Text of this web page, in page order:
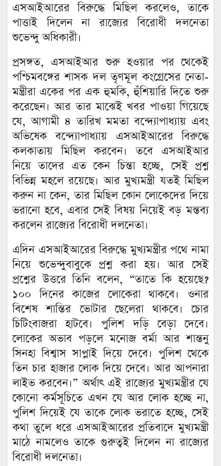
এসআইআরের বিরুদ্ধে মিছিল করলেও, তাকে
পাত্তাই দিলেন না রাজ্যের বিরোধী দলনেতা
শুভেন্দু অধিকারী।
প্রসঙ্গত, এসআইআর শুরু হওয়ার পর থেকেই
পশ্চিমবঙ্গের শাসক দল তৃণমূল কংগ্রেসের নেতা-
মন্ত্রীরা একের পর এক হুমকি, হুঁশিয়ারি দিতে শুরু
করেছেন। আর তার মাঝেই খবর পাওয়া গিয়েছে
যে, আগামী ৪ তারিখ মমতা বন্দ্যোপাধ্যায় এবং
অভিষেক বন্দ্যোপাধ্যায় এসআইআরের বিরুদ্ধে
কলকাতায় মিছিল করবেন। তবে এসআইআর
নিয়ে তাদের এত কেন চিন্তা হচ্ছে, সেই প্রশ্ন
বিভিন্ন মহলে রয়েছে। আর মুখ্যমন্ত্রী যতই মিছিল
করুন না কেন, তার মিছিল কোন লোকেদের দিয়ে
ভরানো হবে, এবার সেই বিষয় নিয়েই বড় মন্তব্য
করলেন রাজ্যের বিরোধী দলনেতা।
এদিন এসআইআরের বিরুদ্ধে মুখ্যমন্ত্রীর পথে নামা
নিয়ে শুভেন্দুবাবুকে প্রশ্ন করা হয়। আর সেই
প্রশ্নের উত্তরে তিনি বলেন, “তাতে কি হয়েছে?
১০০ দিনের কাজের লোকেরা থাকবে। ওনার
বিশেষ শান্তির ভোটার ছেলেরা থাকবে। চোর
চিটিংবাজরা হাটবে। পুলিশ দড়ি বেড়া দেবে।
লোকের অভাব পড়লে মনোজ বর্মা আর শান্তনু
সিনহা বিশ্বাস সাপ্লাই দিয়ে দেবে‌। পুলিশ থেকে
তিন চার হাজার লোক দিয়ে দেবে। আর আপনারা
লাইভ করবেন।” অর্থাৎ এই রাজ্যের মুখ্যমন্ত্রীর যে
কোনো কর্মসূচিতে এখন যে আর লোক হচ্ছে না,
পুলিশ দিয়েই যে তাকে লোক ভরাতে হচ্ছে, সেই
কথা তুলে ধরে এসআইআরের প্রতিবাদে মুখ্যমন্ত্রী
মাঠে নামলেও তাকে গুরুত্বই দিলেন না রাজ্যের
বিরোধী দলনেতা।